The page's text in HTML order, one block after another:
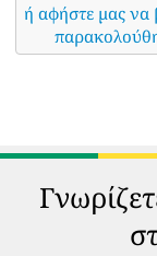
ή αφήστε μας να